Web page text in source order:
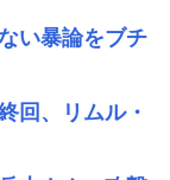
い暴論をブチ
回、リムル・